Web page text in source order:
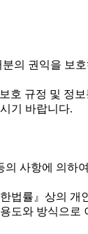
의 권익을 보
규정 및 정
기 바랍니다.
사항에 의
률』상의
와 방식으